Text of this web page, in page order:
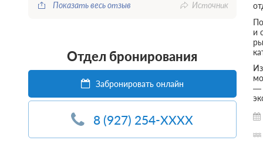
Показать весь отзыв Источник
Отдел бронирования
Забронировать онлайн
8 (927) 254-XXXX
и
—